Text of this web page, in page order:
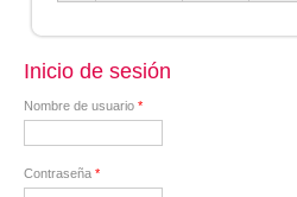
Inicio de sesión
Nombre de usuario *
Contraseña *